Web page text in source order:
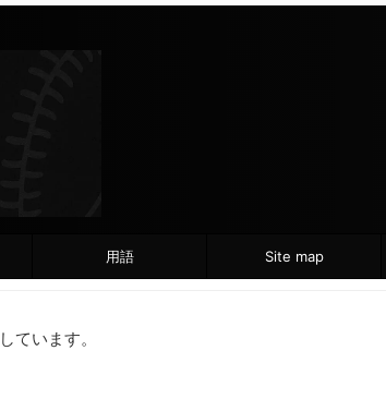
用語 Site map
ています。